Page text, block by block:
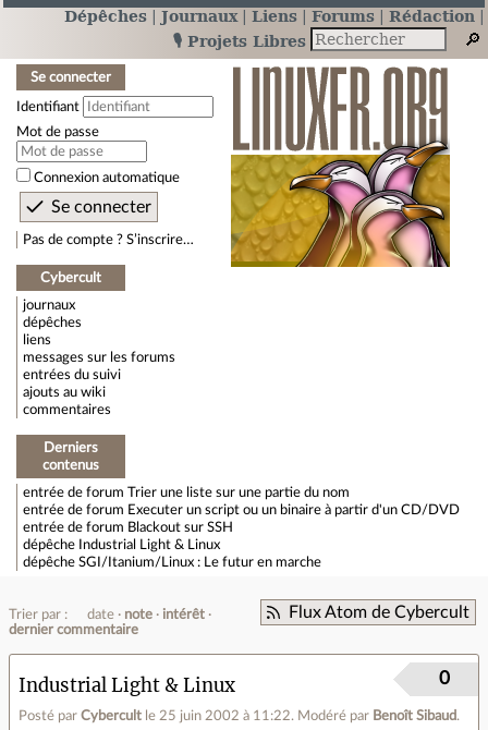
Dépêches Journaux Liens Forums
Rédaction
🎙️ Projets Libres
Se connecter
Identifiant
Mot de passe
Connexion automatique
Pas de compte ? S’inscrire…
Cybercult
journaux
dépêches
liens
messages sur les forums
entrées du suivi
ajouts au wiki
commentaires
Derniers
contenus
entrée de forum Trier une liste sur une partie du nom
entrée de forum Executer un script ou un binaire à partir d'un CD/DVD
entrée de forum Blackout sur SSH
dépêche
Industrial Light & Linux
dépêche SGI/Itanium/Linux : Le futur en marche
Flux Atom de Cybercult
Trier par : date note
intérêt
dernier commentaire
Industrial Light & Linux
Posté par Cybercult le 25 juin 2002 à 11:22. Modéré par Benoît Sibaud.
0